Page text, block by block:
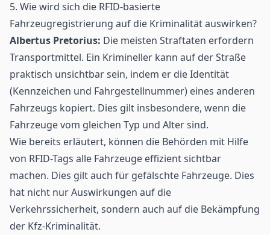
5. Wie wird sich die RFID-basierte
Fahrzeugregistrierung auf die Kriminalität auswirken?
Albertus Pretorius: Die meisten Straftaten erfordern
Transportmittel. Ein Krimineller kann auf der Straße
praktisch unsichtbar sein, indem er die Identität
(Kennzeichen und Fahrgestellnummer) eines anderen
Fahrzeugs kopiert. Dies gilt insbesondere, wenn die
Fahrzeuge vom gleichen Typ und Alter sind.
Wie bereits erläutert, können die Behörden mit Hilfe
von RFID-Tags alle Fahrzeuge effizient sichtbar
machen. Dies gilt auch für gefälschte Fahrzeuge. Dies
hat nicht nur Auswirkungen auf die
Verkehrssicherheit, sondern auch auf die Bekämpfung
der Kfz-Kriminalität.